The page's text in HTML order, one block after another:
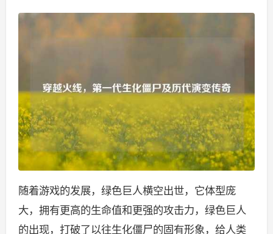
随着游戏的发展，绿色巨人横空出世，它体型庞
大，拥有更高的生命值和更强的攻击力，绿色巨人
的出现，打破了以往生化僵尸的固有形象，给人类